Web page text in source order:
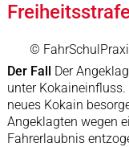
©
Der Fall Der
unter
neues Kokain
Angeklagten wegen
Fahrerlaubnis